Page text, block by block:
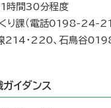
1時間30分程度
くり課（電話0198-24-
・220、石鳥谷
イダンス